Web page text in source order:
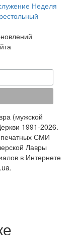
Неделя
(мужской
1991-2026.
печатных СМИ
Лавры
в Интернете